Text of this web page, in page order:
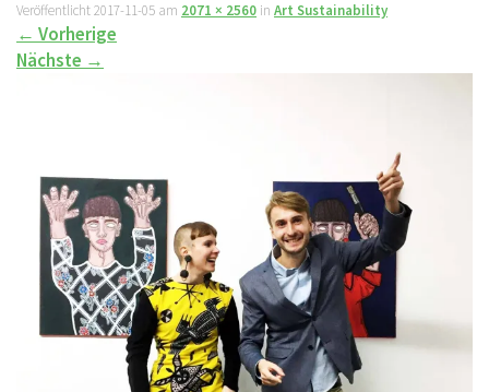
Veröffentlicht2017-11-05 am 2071 × 2560 in Art Sustainability
← Vorherige
Nächste →